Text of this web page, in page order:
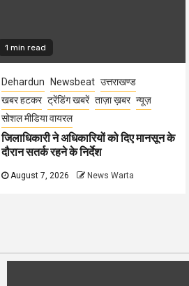
1 min read
Dehardun Newsbeat उत्तराखण्ड
खबर हटकर ट्रेंडिंग खबरें ताज़ा ख़बर न्यूज़
सोशल मीडिया वायरल
जिलाधिकारी ने अधिकारियों को दिए मानसून के
दौरान सतर्क रहने के निर्देश
August 7, 2026 News Warta